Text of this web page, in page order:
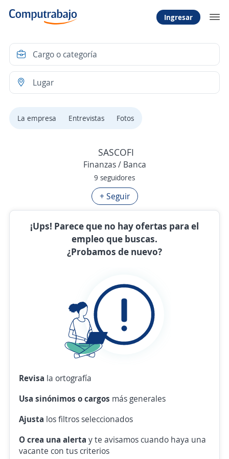
Ingresar
La empresa Entrevistas Fotos
SASCOFI
Finanzas / Banca
9 seguidores
+ Seguir
¡Ups! Parece que no hay ofertas para el
empleo que buscas.
¿Probamos de nuevo?
Revisa la ortografía
Usa sinónimos o cargos más generales
Ajusta los filtros seleccionados
O crea una alerta y te avisamos cuando haya una
vacante con tus criterios